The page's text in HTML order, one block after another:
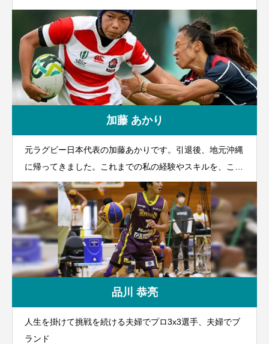
加藤 あかり
元ラグビー日本代表の加藤あかりです。引退後、地元沖縄
に帰ってきました。これまでの私の経験やスキルを、これ
からの沖縄の未来の為に活かして行きたいと思っていま
す。
品川 恭亮
人生を掛けて挑戦を続ける夫婦でプロ3x3選手、夫婦でブ
ランド